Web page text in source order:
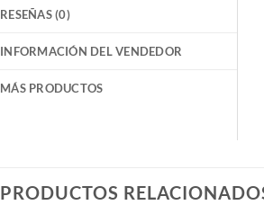
RESEÑAS (0)
INFORMACIÓN DEL VENDEDOR
MÁS PRODUCTOS
PRODUCTOS